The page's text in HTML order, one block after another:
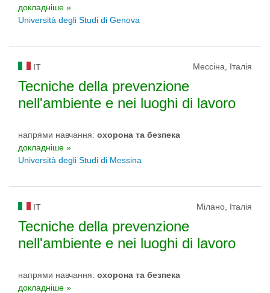
докладніше »
Università degli Studi di Genova
IT Мессіна, Італія
Tecniche della prevenzione
nell'ambiente e nei luoghi di lavoro
напрями навчання: охорона та безпека
докладніше »
Università degli Studi di Messina
IT Мілано, Італія
Tecniche della prevenzione
nell'ambiente e nei luoghi di lavoro
напрями навчання: охорона та безпека
докладніше »